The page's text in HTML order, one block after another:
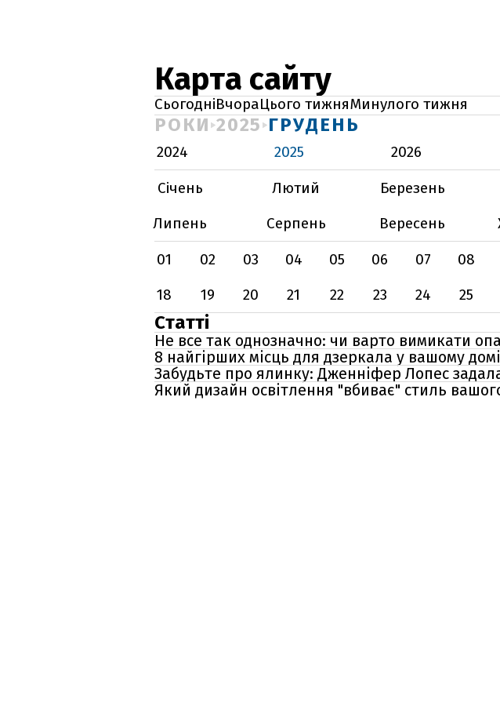
Карта сайту
СьогодніВчораЦього тижняМинулого тижня
РОКИ 2025 ГРУДЕНЬ
2024 2025
2026
Січень
Лютий Березень
Липень
Серпень Вересень
01
02 03 04 05 06 07 08
18
19 20 21 22 23 24 25
Статті
Не все так однозначно: чи варто вимикати
8 найгірших місць для дзеркала у вашому домі
Забудьте про ялинку: Дженніфер Лопес
Який дизайн освітлення "вбиває" стиль